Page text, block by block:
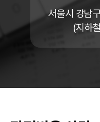
서울시 강남
(지하